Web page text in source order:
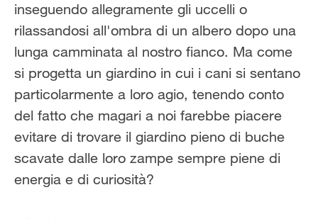
inseguendo allegramente gli uccelli o
rilassandosi all'ombra di un albero dopo una
lunga camminata al nostro fianco. Ma come
si progetta un giardino in cui i cani si sentano
particolarmente a loro agio, tenendo conto
del fatto che magari a noi farebbe piacere
evitare di trovare il giardino pieno di buche
scavate dalle loro zampe sempre piene di
energia e di curiosità?